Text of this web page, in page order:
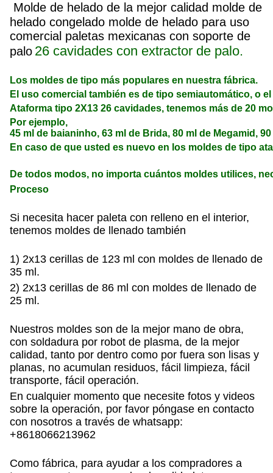
Molde de helado de la mejor calidad molde de
helado congelado molde de helado para uso
comercial paletas mexicanas con soporte de
palo 26 cavidades con extractor de palo.
Los moldes de tipo más populares en nuestra fábrica.
El uso comercial también es de tipo semiautomático, o
Ataforma tipo 2X13 26 cavidades, tenemos más de 20
Por ejemplo,
45 ml de baianinho, 63 ml de Brida, 80 ml de Megamid,
En caso de que usted es nuevo en los moldes de tipo
De todos modos, no importa cuántos moldes utilices,
Proceso
Si necesita hacer paleta con relleno en el interior,
tenemos moldes de llenado también
1) 2x13 cerillas de 123 ml con moldes de llenado de
35 ml.
2) 2x13 cerillas de 86 ml con moldes de llenado de
25 ml.
Nuestros moldes son de la mejor mano de obra,
con soldadura por robot de plasma, de la mejor
calidad, tanto por dentro como por fuera son lisas y
planas, no acumulan residuos, fácil limpieza, fácil
transporte, fácil operación.
En cualquier momento que necesite fotos y videos
sobre la operación, por favor póngase en contacto
con nosotros a través de whatsapp:
+8618066213962
Como fábrica, para ayudar a los compradores a